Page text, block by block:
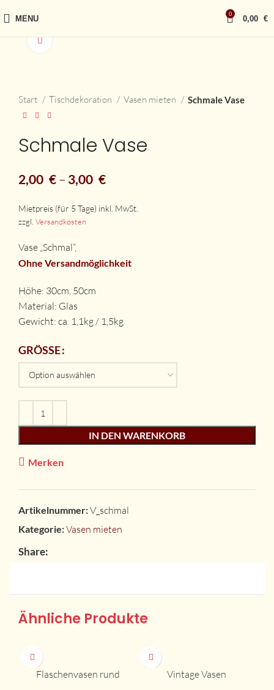
MENU 0 0,00 €
vergrößern
Start Tischdekoration Vasen mieten Schmale Vase
Schmale Vase
2,00 € – 3,00 €
zzgl. Versandkosten
Vase „Schmal“,
Ohne Versandmöglichkeit
Höhe: 30cm, 50cm
Material: Glas
Gewicht: ca. 1,1kg / 1,5kg
GRÖSSE
IN DEN WARENKORB
Merken
Artikelnummer:V_schmal
Kategorie:Vasen mieten
Share:
Ähnliche Produkte
Flaschenvasen rund Vintage Vasen